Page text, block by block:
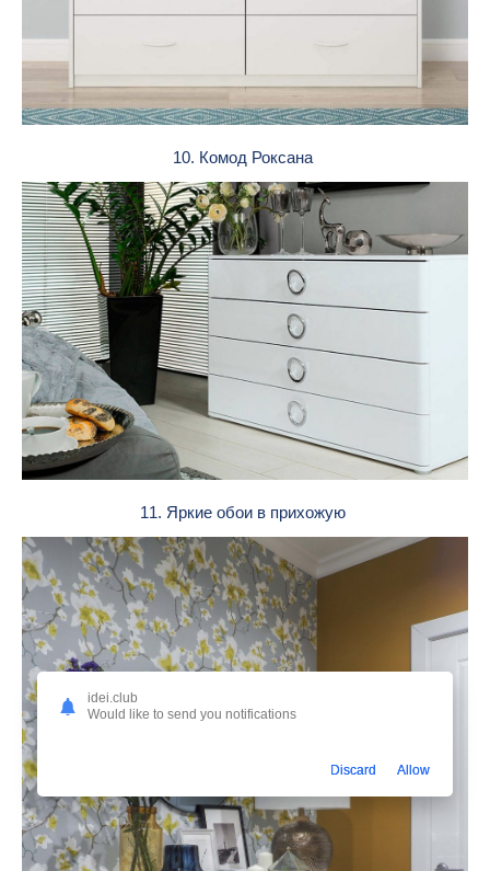
10. Комод Роксана
11. Яркие обои в прихожую
idei.club
Would like to send you notifications
Discard Allow